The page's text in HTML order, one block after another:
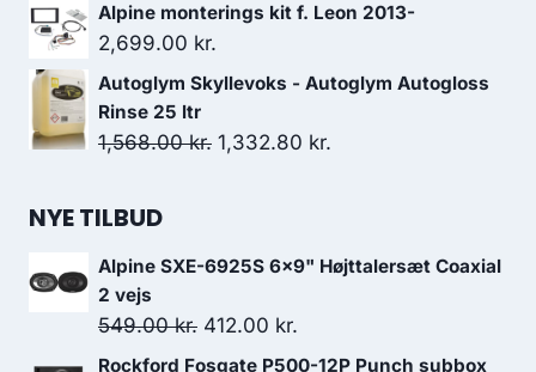
Alpine monterings kit f. Leon 2013-
2,699.00 kr.
Autoglym Skyllevoks - Autoglym Autogloss
Rinse 25 ltr
1,568.00kr. Den
1,568.00 kr..
1,332.80 kr.
1,332.80 kr..
NYE TILBUD
Alpine SXE-6925S 6x9" Højttalersæt Coaxial
2 vejs
549.00kr. Den
oprindelige
412.00 kr.
aktuelle
Rockford Fosgate P500-12P Punch subbox